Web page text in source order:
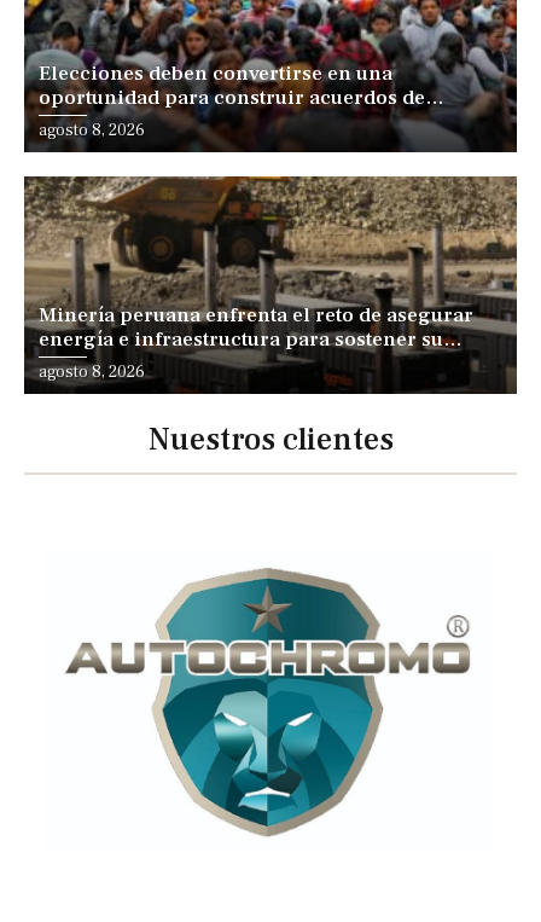
Elecciones deben convertirse en una
oportunidad para construir acuerdos de
desarrollo, sostiene especialista
agosto 8, 2026
Minería peruana enfrenta el reto de asegurar
energía e infraestructura para sostener su
expansión
agosto 8, 2026
Nuestros clientes